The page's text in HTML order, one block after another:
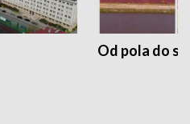
Od pola do